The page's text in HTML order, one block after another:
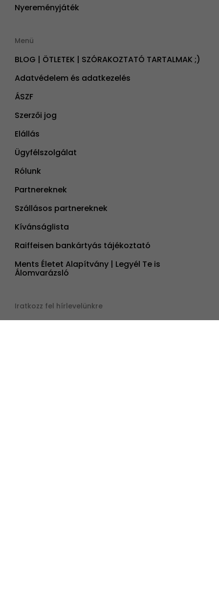
Nyereményjáték
Menü
BLOG | ÖTLETEK | SZÓRAKOZTATÓ TARTALMAK ;)
Adatvédelem és adatkezelés
ÁSZF
Szerzői jog
Elállás
Ügyfélszolgálat
Rólunk
Partnereknek
Szállásos partnereknek
Kívánságlista
Raiffeisen bankártyás tájékoztató
Ments Életet Alapítvány | Legyél Te is
Álomvarázsló
Iratkozz fel hírlevelünkre